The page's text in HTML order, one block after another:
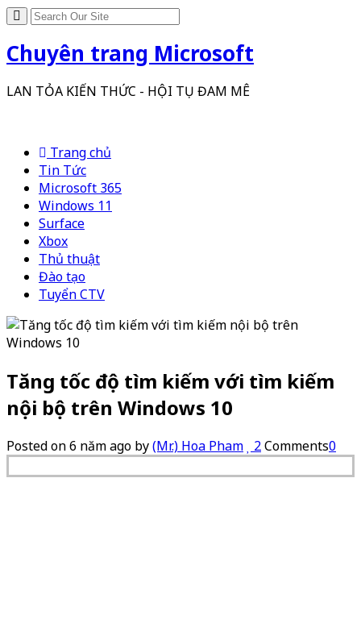
Chuyên trang Microsoft
LAN TỎA KIẾN THỨC - HỘI TỤ ĐAM MÊ
Trang chủ
Tin Tức
Microsoft 365
Windows 11
Surface
Xbox
Thủ thuật
Đào tạo
Tuyển CTV
Tăng tốc độ tìm kiếm với tìm kiếm
nội bộ trên Windows 10
Posted on6 năm ago by(Mr.) Hoa Pham 2Comments0